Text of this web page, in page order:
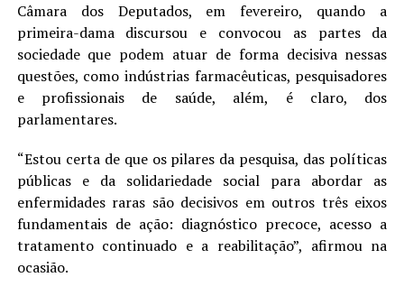
Câmara dos Deputados, em fevereiro, quando a
primeira-dama discursou e convocou as partes da
sociedade que podem atuar de forma decisiva nessas
questões, como indústrias farmacêuticas, pesquisadores
e profissionais de saúde, além, é claro, dos
parlamentares.
“Estou certa de que os pilares da pesquisa, das políticas
públicas e da solidariedade social para abordar as
enfermidades raras são decisivos em outros três eixos
fundamentais de ação: diagnóstico precoce, acesso a
tratamento continuado e a reabilitação”, afirmou na
ocasião.